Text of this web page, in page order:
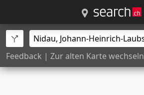
Feedback | Zur alten Karte wechseln